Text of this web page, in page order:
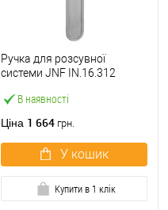
В наявності
Ручка для розсувної
системи JNF IN.16.312
Ціна 1 664 грн.
У кошик
Купити в 1 клік